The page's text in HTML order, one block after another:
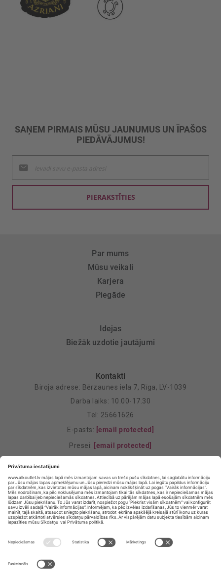
SAŅEM PIRMAIS MŪSU JAUNUMUS UN ĪPAŠOS
PIEDĀVĀJUMUS!
jaunumu
saņemšanai:
PIERAKSTĪTIES
Par mums
Mūsu veikali
Karjera
Piegāde
Idejas
Biežāk uzdotie jautājumi
Kontakti
Biroja adrese: Bērzaunes iela 7, Rīga, LV-1039
Darba laiks: 10.00-17.30
Tel: 25661626
E-pasts: [email protected]
Presei: [email protected]
Privātuma politika
E-veikala lietošanas noteikumi